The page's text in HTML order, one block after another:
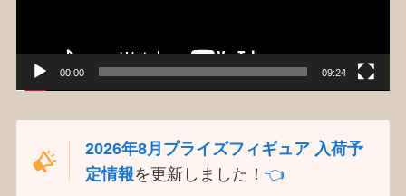
00:00 09:24
2026年8月プライズフィギュア 入荷予
定情報を更新しました！👈️